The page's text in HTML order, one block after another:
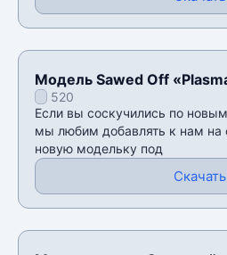
Модель Sawed Off
520
Если вы соскучились по
мы любим добавлять к нам на
новую модельку под
Скачать